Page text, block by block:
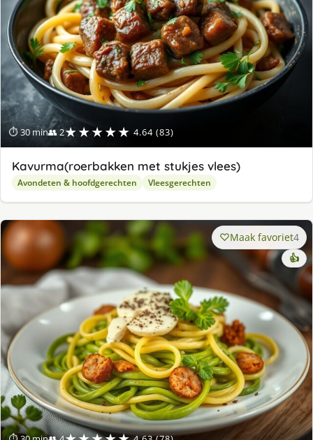
⏱ 30 min👥 2★★★★★ 4.64 (83)
Kavurma(roerbakken met stukjes vlees)
Avondeten & hoofdgerechten Vleesgerechten
Maak favoriet4
👍